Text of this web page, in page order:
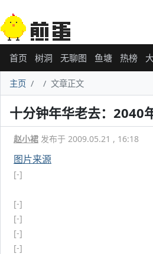
首页 树洞 无聊图 鱼塘 热榜
主页 文章正文
十分钟年华老去：2040
赵小裙 发布于 2009.05.21 , 16:18
图片来源
[-]
[-]
[-]
[-]
[-]